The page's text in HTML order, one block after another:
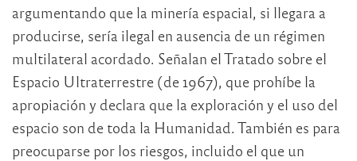
argumentando que la minería espacial, si llegara a
producirse, sería ilegal en ausencia de un régimen
multilateral acordado. Señalan el Tratado sobre el
Espacio Ultraterrestre (de 1967), que prohíbe la
apropiación y declara que la exploración y el uso del
espacio son de toda la Humanidad. También es para
preocuparse por los riesgos, incluido el que un